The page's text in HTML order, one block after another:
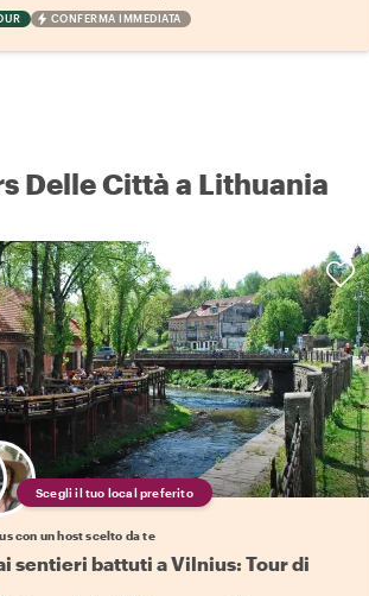
CONFERMA IMMEDIATA
Delle Città a Lithuania
Scegli il tuo local preferito
con un host scelto da te
sentieri battuti a Vilnius: Tour di